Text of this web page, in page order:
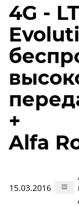
4G -
+
Alfa
15.03.2016